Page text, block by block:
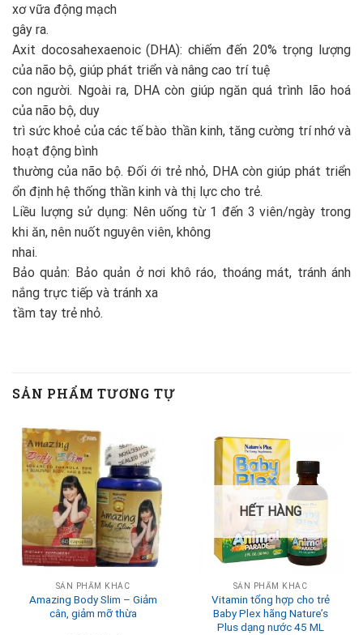
xơ vữa động mạch
gây ra.
Axit docosahexaenoic (DHA): chiếm đến 20% trọng lượng
của não bộ, giúp phát triển và nâng cao trí tuệ
con người. Ngoài ra, DHA còn giúp ngăn quá trình lão hoá
của não bộ, duy
trì sức khoẻ của các tế bào thần kinh, tăng cường trí nhớ và
hoạt động bình
thường của não bộ. Đối ới trẻ nhỏ, DHA còn giúp phát triển
ổn định hệ thống thần kinh và thị lực cho trẻ.
Liều lượng sử dụng: Nên uống từ 1 đến 3 viên/ngày trong
khi ăn, nên nuốt nguyên viên, không
nhai.
Bảo quản: Bảo quản ở nơi khô ráo, thoáng mát, tránh ánh
nắng trực tiếp và tránh xa
tầm tay trẻ nhỏ.
SẢN PHẨM TƯƠNG TỰ
SẢN PHẨM KHÁC
Amazing Body Slim – Giảm
cân, giảm mỡ thừa
HẾT HÀNG
SẢN PHẨM KHÁC
Vitamin tổng hợp cho trẻ
Baby Plex hãng Nature’s
Plus dạng nước 45 ML